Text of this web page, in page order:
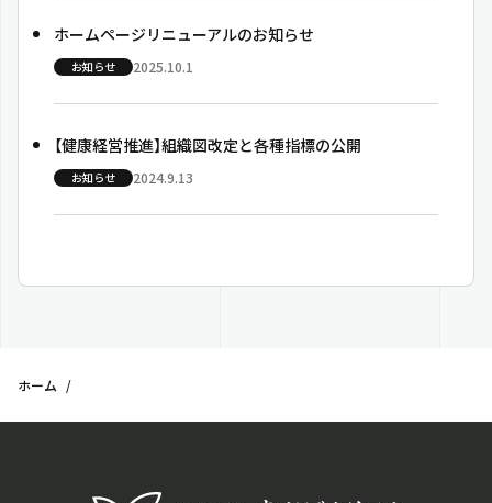
ホームページリニューアルのお知らせ
お知らせ 2025.10.1
【健康経営推進】組織図改定と各種指標の公開
お知らせ 2024.9.13
ホーム